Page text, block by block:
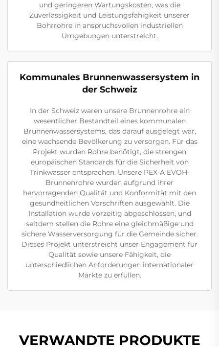
und geringeren Wartungskosten, was die
Zuverlässigkeit und Leistungsfähigkeit unserer
Bohrrohre in anspruchsvollen industriellen
Umgebungen unterstreicht.
Kommunales Brunnenwassersystem in
der Schweiz
In der Schweiz waren unsere Brunnenrohre ein
wesentlicher Bestandteil eines kommunalen
Brunnenwassersystems, das darauf ausgelegt war,
eine wachsende Bevölkerung zu versorgen. Für das
Projekt wurden Rohre benötigt, die strengen
europäischen Standards für die Sicherheit von
Trinkwasser entsprachen. Unsere PEX-A EVOH-
Brunnenrohre wurden aufgrund ihrer
hervorragenden Qualität und Konformität mit den
gesundheitlichen Vorschriften ausgewählt. Die
Installation wurde vorzeitig abgeschlossen, und
seitdem stellen die Rohre eine gleichmäßige und
sichere Wasserversorgung für die Gemeinde sicher.
Dieses Projekt unterstreicht unser Engagement für
Qualität sowie unsere Fähigkeit, die
unterschiedlichen Anforderungen internationaler
Märkte zu erfüllen.
VERWANDTE PRODUKTE